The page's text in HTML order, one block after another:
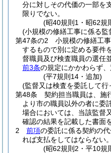
分に対しその代価の一部を
限りでない。
(昭40規則1・昭62規
(小規模の修繕工事に係る監
第47条の2
小規模の修繕工事
するもので別に定める要件
督職員及び検査職員の選任
前3条の規定にかかわらず、
(平7規則14・追加)
(監督又は検査を委託して行
第48条
契約担当職員は、施
より市の職員以外の者に委
場合においては、当該監督
確認の結果を記載した書面
2
前項の委託に係る契約の代
れば支払をしてはならない。
(昭62規則2・平10規